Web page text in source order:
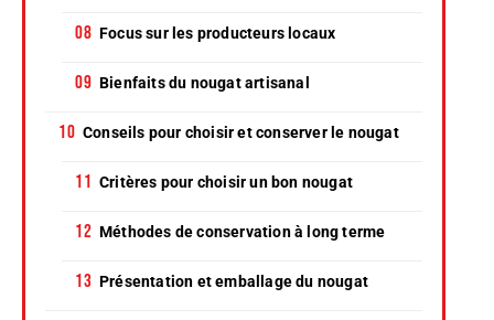
Focus sur les producteurs locaux
Bienfaits du nougat artisanal
Conseils pour choisir et conserver le nougat
Critères pour choisir un bon nougat
Méthodes de conservation à long terme
Présentation et emballage du nougat